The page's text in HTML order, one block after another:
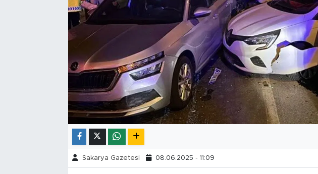
Sakarya Gazetesi 08.06.2025 - 11:09
Resmi İlanlar
Foto Şaka